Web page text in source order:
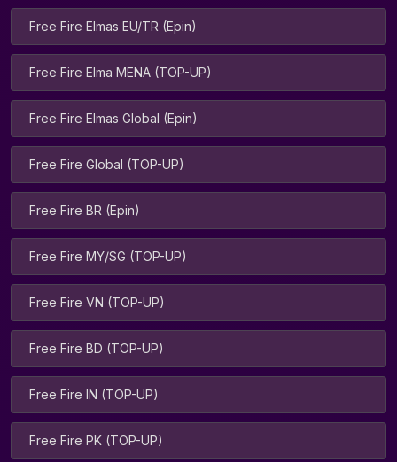
Free Fire Elmas EU/TR (Epin)
Free Fire Elma MENA (TOP-UP)
Free Fire Elmas Global (Epin)
Free Fire Global (TOP-UP)
Free Fire BR (Epin)
Free Fire MY/SG (TOP-UP)
Free Fire VN (TOP-UP)
Free Fire BD (TOP-UP)
Free Fire IN (TOP-UP)
Free Fire PK (TOP-UP)